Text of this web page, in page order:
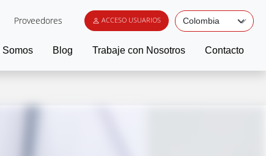
Proveedores ACCESO USUARIOS
Somos Blog Trabaje con Nosotros Contacto